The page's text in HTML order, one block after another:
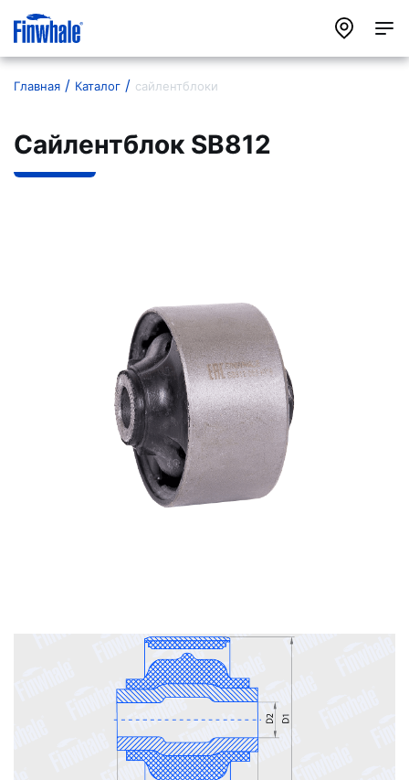
Главная Каталог сайлентблоки
Сайлентблок SB812